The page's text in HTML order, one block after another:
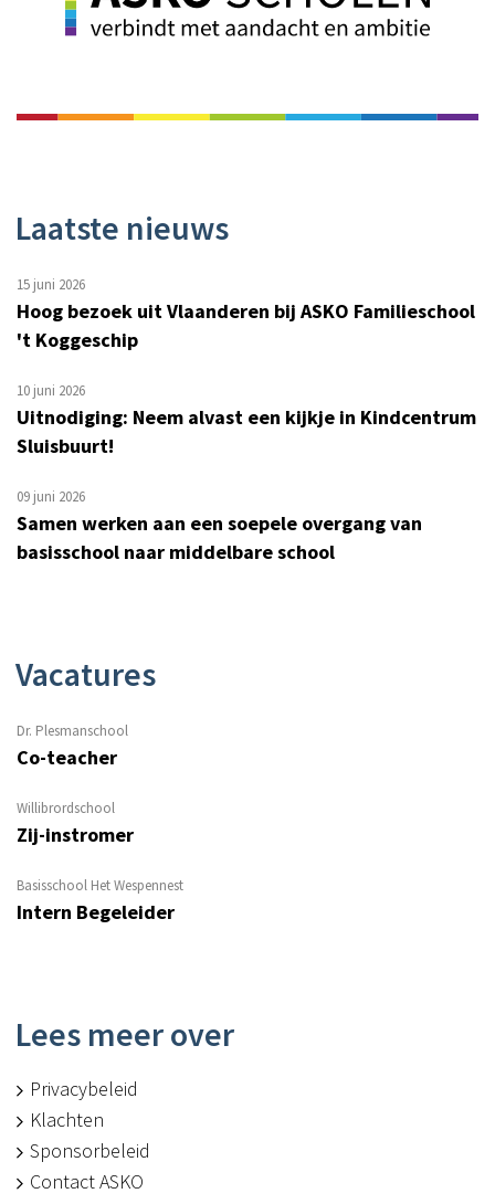
Laatste nieuws
15 juni 2026
Hoog bezoek uit Vlaanderen bij ASKO Familieschool
't Koggeschip
10 juni 2026
Uitnodiging: Neem alvast een kijkje in Kindcentrum
Sluisbuurt!
09 juni 2026
Samen werken aan een soepele overgang van
basisschool naar middelbare school
Vacatures
Dr. Plesmanschool
Co-teacher
Willibrordschool
Zij-instromer
Basisschool Het Wespennest
Intern Begeleider
Lees meer over
Privacybeleid
Klachten
Sponsorbeleid
Contact ASKO